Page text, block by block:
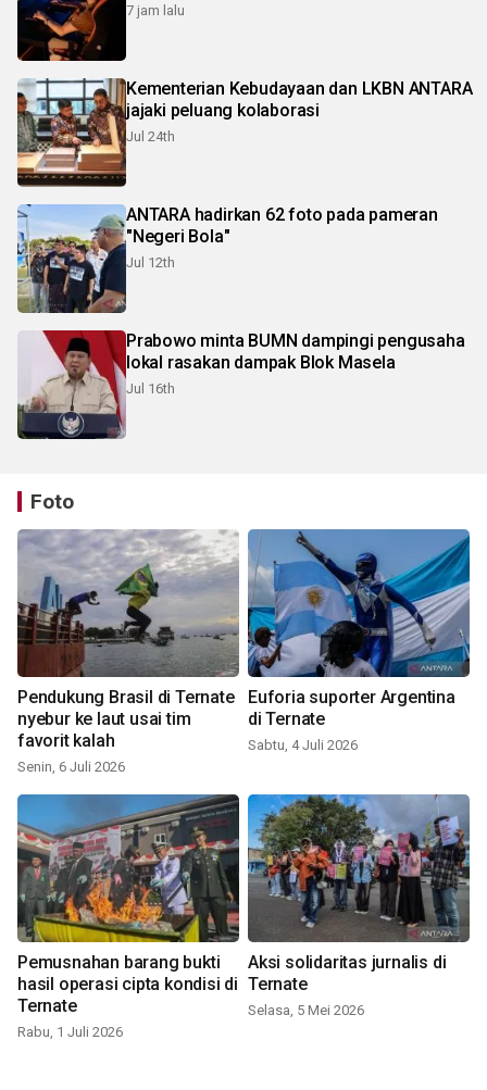
7 jam lalu
Kementerian Kebudayaan dan LKBN ANTARA
jajaki peluang kolaborasi
Jul 24th
ANTARA hadirkan 62 foto pada pameran
"Negeri Bola"
Jul 12th
Prabowo minta BUMN dampingi pengusaha
lokal rasakan dampak Blok Masela
Jul 16th
Foto
Pendukung Brasil di Ternate
nyebur ke laut usai tim
favorit kalah
Senin, 6 Juli 2026
Euforia suporter Argentina
di Ternate
Sabtu, 4 Juli 2026
Pemusnahan barang bukti
hasil operasi cipta kondisi di
Ternate
Rabu, 1 Juli 2026
Aksi solidaritas jurnalis di
Ternate
Selasa, 5 Mei 2026